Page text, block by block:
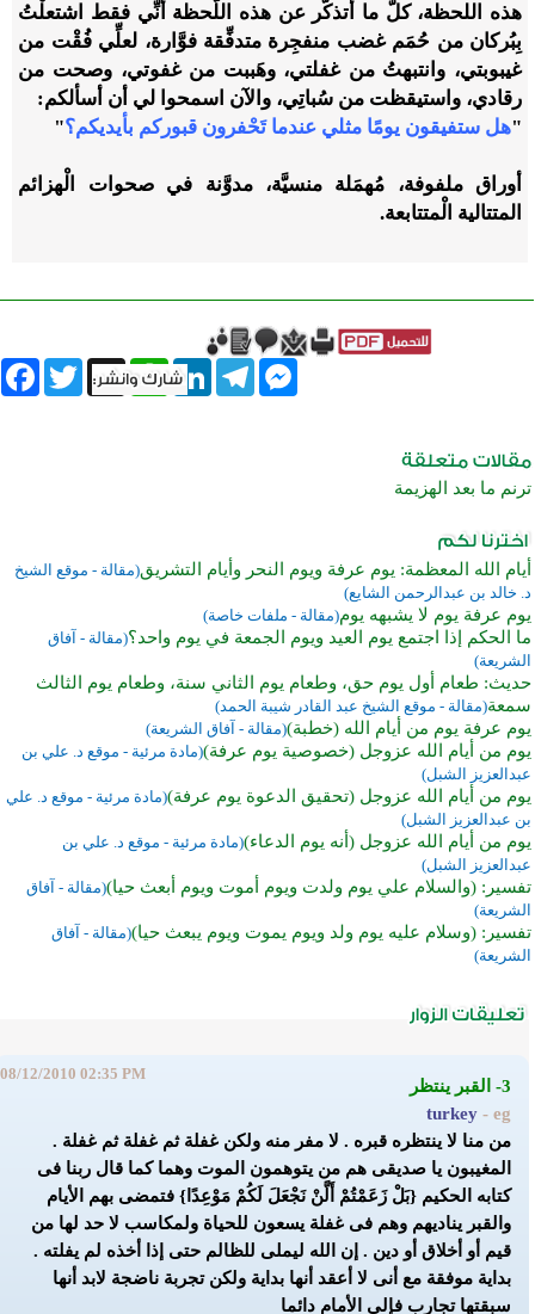
هذه اللحظة، كلُّ ما أتذكَّر عن هذه اللَّحظة أنِّي فقط اشتعلْتُ
بِبُركان من حُمَم غضب منفجِرة متدفِّقة فوَّارة، لعلِّي فُقْت من
غيبوبتي، وانتبهتُ من غفلتي، وهَببت من غفوتي، وصحت من
رقادي، واستيقظت من سُباتِي، والآن اسمحوا لي أن أسألكم:
"هل ستفيقون يومًا مثلي عندما تَحْفرون قبوركم بأيديكم؟"
أوراق ملفوفة، مُهمَلة منسيَّة، مدوَّنة في صحوات الْهزائم
المتتالية الْمتتابعة.
Twitter X
WhatsAppLinkedInTelegram
Messenger
ترنم ما بعد الهزيمة
أيام الله المعظمة: يوم عرفة ويوم النحر وأيام التشريق(مقالة - موقع الشيخ
د. خالد بن عبدالرحمن الشايع)
يوم عرفة يوم لا يشبهه يوم(مقالة - ملفات خاصة)
ما الحكم إذا اجتمع يوم العيد ويوم الجمعة في يوم واحد؟(مقالة - آفاق
الشريعة)
حديث: طعام أول يوم حق، وطعام يوم الثاني سنة، وطعام يوم الثالث
سمعة(مقالة - موقع الشيخ عبد القادر شيبة الحمد)
يوم عرفة يوم من أيام الله (خطبة)(مقالة - آفاق الشريعة)
يوم من أيام الله عزوجل (خصوصية يوم عرفة)(مادة مرئية - موقع د. علي بن
عبدالعزيز الشبل)
يوم من أيام الله عزوجل (تحقيق الدعوة يوم عرفة)(مادة مرئية - موقع د. علي
بن عبدالعزيز الشبل)
يوم من أيام الله عزوجل (أنه يوم الدعاء)(مادة مرئية - موقع د. علي بن
عبدالعزيز الشبل)
تفسير: (والسلام علي يوم ولدت ويوم أموت ويوم أبعث حيا)(مقالة - آفاق
الشريعة)
تفسير: (وسلام عليه يوم ولد ويوم يموت ويوم يبعث حيا)(مقالة - آفاق
الشريعة)
3- القبر ينتظر
turkey - eg
08/12/2010 02:35 PM
من منا لا ينتظره قبره . لا مفر منه ولكن غفلة ثم غفلة ثم غفلة .
المغيبون يا صديقى هم من يتوهمون الموت وهما كما قال ربنا فى
كتابه الحكيم {بَلْ زَعَمْتُمْ أَلَّنْ نَجْعَلَ لَكُمْ مَوْعِدًا } فتمضى بهم الأيام
والقبر يناديهم وهم فى غفلة يسعون للحياة ولمكاسب لا حد لها من
قيم أو أخلاق أو دين . إن الله ليملى للظالم حتى إذا أخذه لم يفلته .
بداية موفقة مع أنى لا أعقد أنها بداية ولكن تجربة ناضجة لابد أنها
سبقتها تجارب فإلى الأمام دائما